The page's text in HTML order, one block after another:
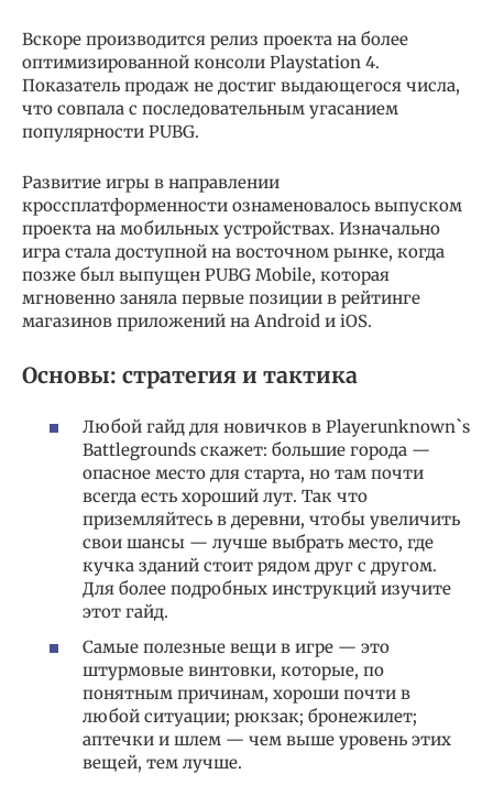
Вскоре производится релиз проекта на более
оптимизированной консоли Playstation 4.
Показатель продаж не достиг выдающегося числа,
что совпала с последовательным угасанием
популярности PUBG.
Развитие игры в направлении
кроссплатформенности ознаменовалось выпуском
проекта на мобильных устройствах. Изначально
игра стала доступной на восточном рынке, когда
позже был выпущен PUBG Mobile, которая
мгновенно заняла первые позиции в рейтинге
магазинов приложений на Android и iOS.
Основы: стратегия и тактика
Любой гайд для новичков в Playerunknown`s
Battlegrounds скажет: большие города —
опасное место для старта, но там почти
всегда есть хороший лут. Так что
приземляйтесь в деревни, чтобы увеличить
свои шансы — лучше выбрать место, где
кучка зданий стоит рядом друг с другом.
Для более подробных инструкций изучите
этот гайд.
Самые полезные вещи в игре — это
штурмовые винтовки, которые, по
понятным причинам, хороши почти в
любой ситуации; рюкзак; бронежилет;
аптечки и шлем — чем выше уровень этих
вещей, тем лучше.